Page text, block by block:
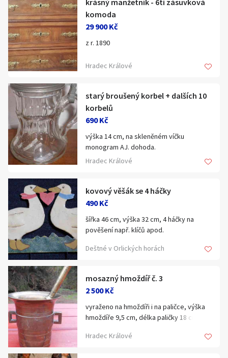
krásný manžetník - 6ti zásuvková
komoda
29 900 Kč
z r. 1890
Hradec Králové
starý broušený korbel + dalších 10
korbelů
690 Kč
výška 14 cm, na skleněném víčku
monogram AJ. dohoda.
Hradec Králové
kovový věšák se 4 háčky
490 Kč
šířka 46 cm, výška 32 cm, 4 háčky na
pověšení např. klíčů apod.
Deštné v Orlických horách
mosazný hmoždíř č. 3
2 500 Kč
vyraženo na hmoždíři i na paličce, výška
hmoždíře 9,5 cm, délka paličky 18 cm.
Hradec Králové
Km
Celá ČR
Jihočeský kraj
Jihomoravský kraj
Zobrazit všechny regiony
Stáří inzerátu
Hledat v textu
Nabídka/poptávka
Klíčové slovo:
Neuvedeno
Lokalita:
Neuvedeno
Ráno
E-mail
Souhlasím s personalizací nabídek, zasíláním